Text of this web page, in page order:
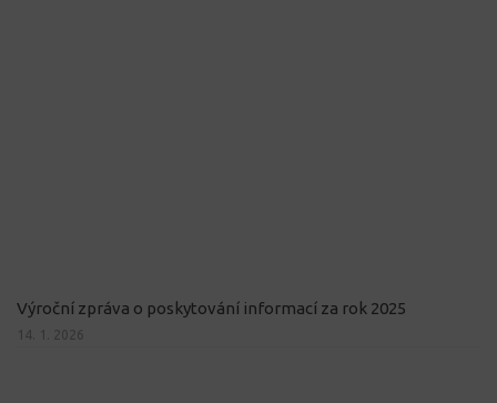
Výroční zpráva o poskytování informací za rok 2025
14. 1. 2026